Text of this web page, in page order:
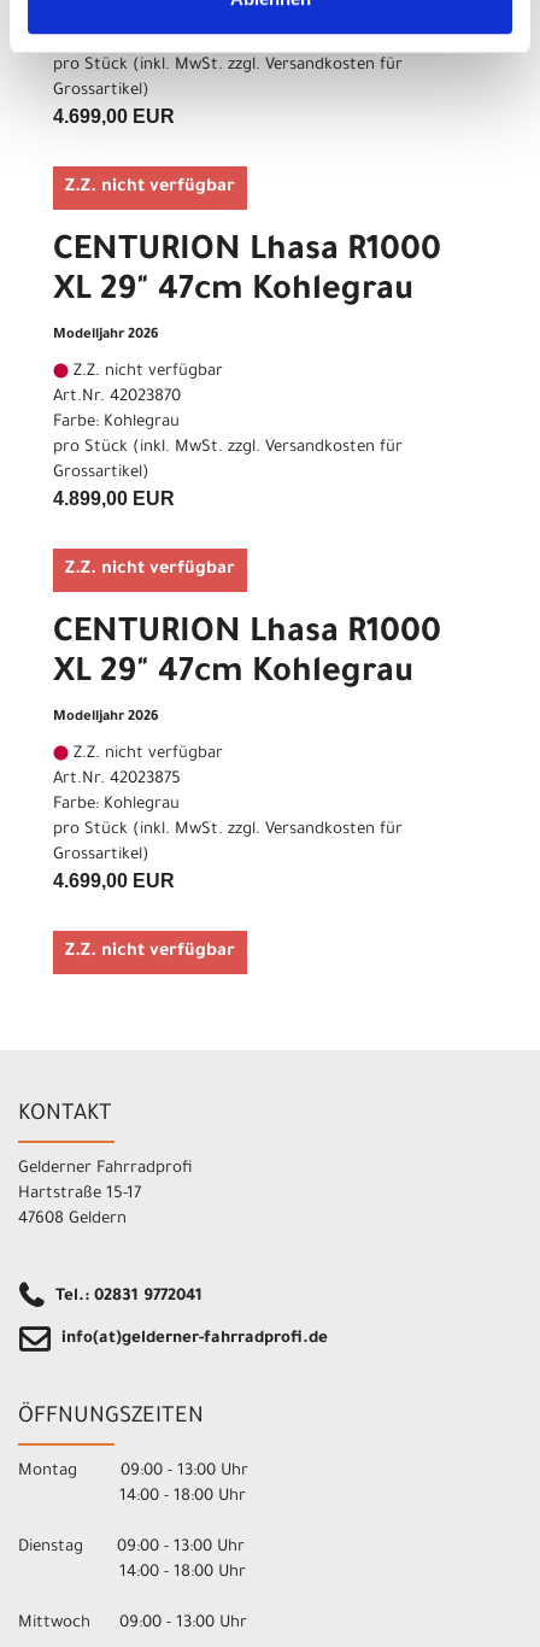
Farbe: Kohlegrau
pro Stück (inkl. MwSt. zzgl. Versandkosten für
Grossartikel)
4.699,00 EUR
Z.Z. nicht verfügbar
CENTURION Lhasa R1000
XL 29" 47cm Kohlegrau
Modelljahr 2026
Z.Z. nicht verfügbar
Art.Nr. 42023870
Farbe: Kohlegrau
pro Stück (inkl. MwSt. zzgl. Versandkosten für
Grossartikel)
4.899,00 EUR
Z.Z. nicht verfügbar
CENTURION Lhasa R1000
XL 29" 47cm Kohlegrau
Modelljahr 2026
Z.Z. nicht verfügbar
Art.Nr. 42023875
Farbe: Kohlegrau
pro Stück (inkl. MwSt. zzgl. Versandkosten für
Grossartikel)
4.699,00 EUR
Z.Z. nicht verfügbar
KONTAKT
Gelderner Fahrradprofi
Hartstraße 15-17
47608 Geldern
Tel.: 02831 9772041
info(at)gelderner-fahrradprofi.de
ÖFFNUNGSZEITEN
Montag 09:00 - 13:00 Uhr
14:00 - 18:00 Uhr
Dienstag 09:00 - 13:00 Uhr
14:00 - 18:00 Uhr
Mittwoch 09:00 - 13:00 Uhr